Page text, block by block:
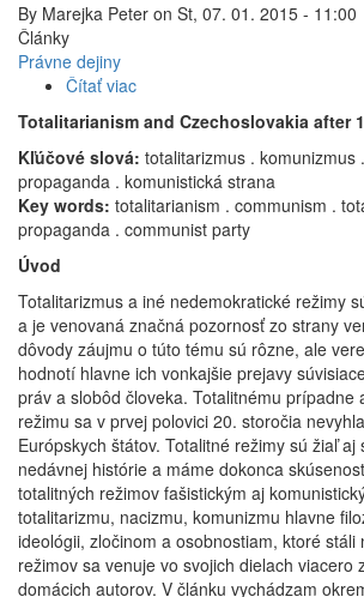
By Marejka Peter on St, 07. 01. 2015 - 11:00
Články
Právne dejiny
Čítať viac
Totalitarizmus
a
Československo
po
roku
1948
Totalitarianism and Czechoslovakia after
Kľúčové slová: totalitarizmus . komunizmus
propaganda . komunistická strana
Key words: totalitarianism . communism .
propaganda . communist party
Úvod
Totalitarizmus a iné nedemokratické režimy
a je venovaná značná pozornosť zo strany
dôvody záujmu o túto tému sú rôzne, ale
hodnotí hlavne ich vonkajšie prejavy
práv a slobôd človeka. Totalitnému prípadne
režimu sa v prvej polovici 20. storočia
Európskych štátov. Totalitné režimy sú žiaľ aj
nedávnej histórie a máme dokonca
totalitných režimov fašistickým aj
totalitarizmu, nacizmu, komunizmu hlavne
ideológii, zločinom a osobnostiam, ktoré stáli
režimov sa venuje vo svojich dielach viacero
domácich autorov. V článku vychádzam